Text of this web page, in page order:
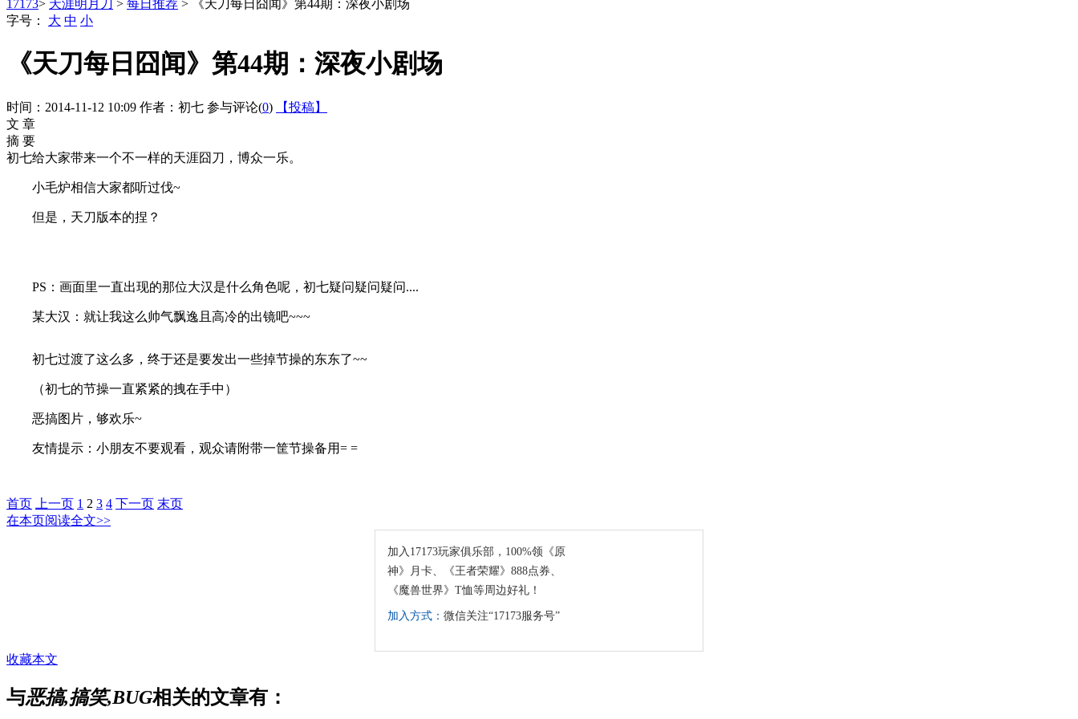
17173> 天涯明月刀 > 每日推荐 > 《天刀每日囧闻》第44期：深夜小剧场
字号： 大 中 小
《天刀每日囧闻》第44期：深夜小剧场
时间：2014-11-12 10:09 作者：初七 参与评论(0)
【投稿】
文 章
摘 要
初七给大家带来一个不一样的天涯囧刀，博众一乐。
小毛炉相信大家都听过伐~
但是，天刀版本的捏？
PS：画面里一直出现的那位大汉是什么角色呢，初七疑问疑问疑问....
某大汉：就让我这么帅气飘逸且高冷的出镜吧~~~
初七过渡了这么多，终于还是要发出一些掉节操的东东了~~
（初七的节操一直紧紧的拽在手中）
恶搞图片，够欢乐~
友情提示：小朋友不要观看，观众请附带一筐节操备用= =
首页 上一页 1 2 3 4 下一页 末页
在本页阅读全文>>
加入17173玩家俱乐部，100%领《原
神》月卡、《王者荣耀》888点券、
《魔兽世界》T恤等周边好礼！
加入方式： 微信关注“17173服务号”
收藏本文
与恶搞,搞笑,BUG相关的文章有：